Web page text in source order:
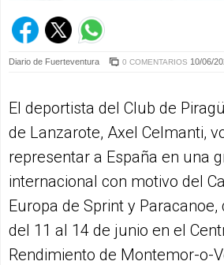
Diario de Fuerteventura 0 COMENTARIOS 10/06/
El deportista del Club de
de Lanzarote, Axel Celmanti,
representar a España en una
internacional con motivo del
Europa de Sprint y
del 11 al 14 de junio en el
Rendimiento de Montemor-o-